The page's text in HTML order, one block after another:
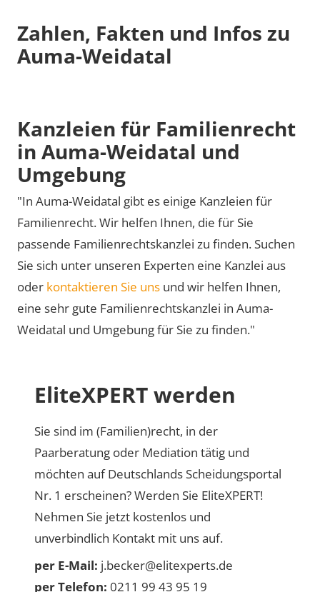
Zahlen, Fakten und Infos zu
Auma-Weidatal
Kanzleien für Familienrecht
in Auma-Weidatal und
Umgebung
"In Auma-Weidatal gibt es einige Kanzleien für
Familienrecht. Wir helfen Ihnen, die für Sie
passende Familienrechtskanzlei zu finden. Suchen
Sie sich unter unseren Experten eine Kanzlei aus
oder kontaktieren Sie uns und wir helfen Ihnen,
eine sehr gute Familienrechtskanzlei in Auma-
Weidatal und Umgebung für Sie zu finden."
EliteXPERT werden
Sie sind im (Familien)recht, in der
Paarberatung oder Mediation tätig und
möchten auf Deutschlands Scheidungsportal
Nr. 1 erscheinen? Werden Sie EliteXPERT!
Nehmen Sie jetzt kostenlos und
unverbindlich Kontakt mit uns auf.
per E-Mail: j.becker@elitexperts.de
per Telefon: 0211 99 43 95 19